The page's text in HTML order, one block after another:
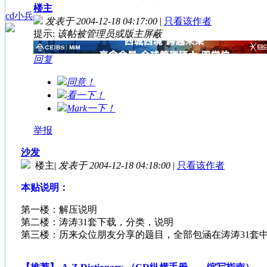
cd小兵
楼主
发表于 2004-12-18 04:17:00 | 只看该作者
提示: 该帖被管理员或版主屏蔽
回复
同意！
看一下！
Mark一下！
举报
沙发
楼主| 发表于 2004-12-18 04:18:00 | 只看该作者
本贴说明：
第一楼：解压说明
第二楼：涛涛31套下载，分类，说明
第三楼：历来众位朋友分享的题目，全部包涵在涛涛31套